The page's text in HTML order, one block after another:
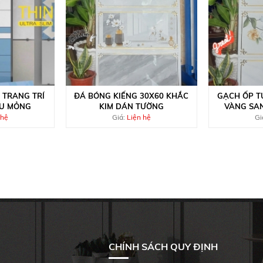
TRÍ
MỎNG
ĐÁ BÓNG KIẾNG 30X60 KHẮC
KIM DÁN TƯỜNG
Giá: Liện hệ
GẠCH ỐP
VÀNG
CHÍNH SÁCH QUY ĐỊNH